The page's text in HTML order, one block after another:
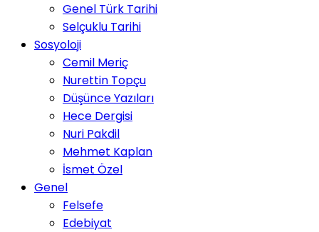
Genel Türk Tarihi
Selçuklu Tarihi
Sosyoloji
Cemil Meriç
Nurettin Topçu
Düşünce Yazıları
Hece Dergisi
Nuri Pakdil
Mehmet Kaplan
İsmet Özel
Genel
Felsefe
Edebiyat